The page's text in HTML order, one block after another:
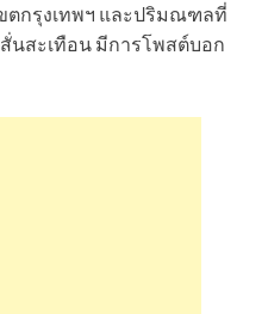
ตกรุงเทพฯ และปริมณฑลที่
นสะเทือน มีการโพสต์บอก